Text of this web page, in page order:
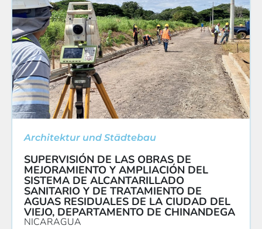
Architektur und Städtebau
SUPERVISIÓN DE LAS OBRAS DE
MEJORAMIENTO Y AMPLIACIÓN DEL
SISTEMA DE ALCANTARILLADO
SANITARIO Y DE TRATAMIENTO DE
AGUAS RESIDUALES DE LA CIUDAD DEL
VIEJO, DEPARTAMENTO DE CHINANDEGA
NICARAGUA